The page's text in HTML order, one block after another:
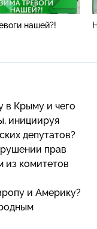
нашей?!
в Крыму и чего
инициируя
депутатов?
прав
из комитетов
и Америку?